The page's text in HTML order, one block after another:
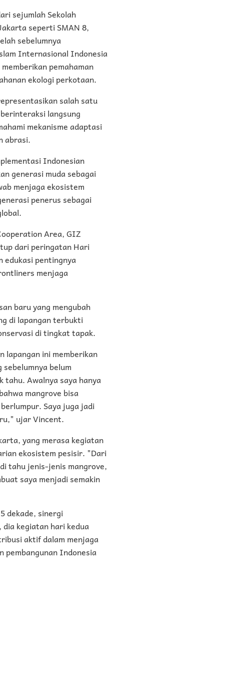
sejumlah Sekolah
seperti SMAN 8,
sebelumnya
Internasional Indonesia
pemahaman
ekologi perkotaan.
salah satu
langsung
mekanisme adaptasi
abrasi.
Indonesian
generasi muda sebagai
menjaga ekosistem
penerus sebagai
Area, GIZ
dari peringatan Hari
edukasi pentingnya
menjaga
baru yang mengubah
di lapangan terbukti
di tingkat tapak.
lapangan ini memberikan
belum
tahu. Awalnya saya hanya
mangrove bisa
Saya juga jadi
ujar Vincent.
yang merasa kegiatan
ekosistem pesisir. "Dari
tahu jenis-jenis mangrove,
saya menjadi semakin
dekade, sinergi
kegiatan hari kedua
aktif dalam menjaga
pembangunan Indonesia